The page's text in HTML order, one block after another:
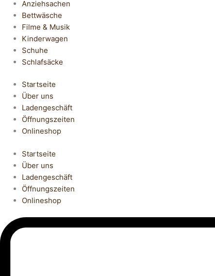
Anziehsachen
Bettwäsche
Filme & Musik
Kinderwagen
Schuhe
Schlafsäcke
Startseite
Über uns
Ladengeschäft
Öffnungszeiten
Onlineshop
Startseite
Über uns
Ladengeschäft
Öffnungszeiten
Onlineshop